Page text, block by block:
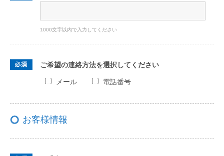
1000文字以内で入力してください
ご希望の連絡方法を選択してください
メール 電話番号
お客様情報